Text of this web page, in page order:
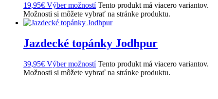
19,95€ Výber možností Tento produkt má viacero variantov.
Možnosti si môžete vybrať na stránke produktu.
Jazdecké topánky Jodhpur
39,95€ Výber možností Tento produkt má viacero variantov.
Možnosti si môžete vybrať na stránke produktu.